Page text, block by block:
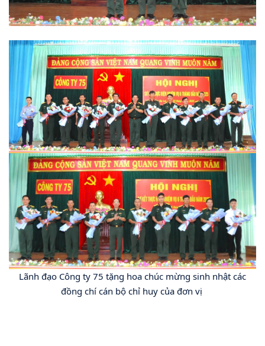
Lãnh đạo Công ty 75 tặng hoa chúc mừng sinh nhật các
đồng chí cán bộ chỉ huy của đơn vị